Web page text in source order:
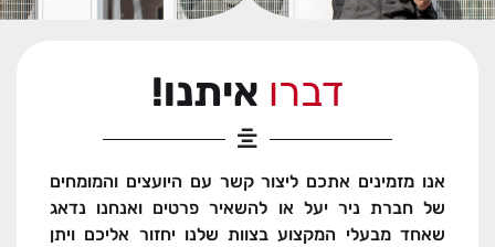
דברו איתנו!
אנו מזמינים אתכם ליצור קשר עם היועצים והמומחים
של חברת ניר יעל או להשאיר פרטים ואנחנו נדאג
שאחד מבעלי המקצוע בצוות שלנו יחזור אליכם ויתן